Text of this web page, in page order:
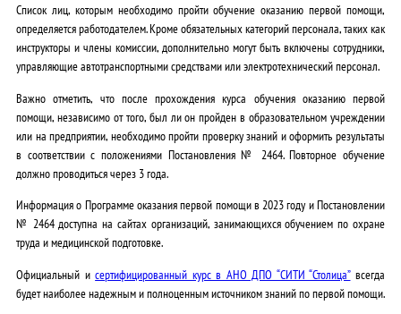
Список лиц, которым необходимо пройти обучение оказанию первой помощи,
определяется работодателем. Кроме обязательных категорий персонала, таких как
инструкторы и члены комиссии, дополнительно могут быть включены сотрудники,
управляющие автотранспортными средствами или электротехнический персонал.
Важно отметить, что после прохождения курса обучения оказанию первой
помощи, независимо от того, был ли он пройден в образовательном учреждении
или на предприятии, необходимо пройти проверку знаний и оформить результаты
в соответствии с положениями Постановления № 2464. Повторное обучение
должно проводиться через 3 года.
Информация о Программе оказания первой помощи в 2023 году и Постановлении
№ 2464 доступна на сайтах организаций, занимающихся обучением по охране
труда и медицинской подготовке.
Официальный исертифицированный курс в АНО ДПО “СИТИ “Столица”всегда
будет наиболее надежным и полноценным источником знаний по первой помощи.